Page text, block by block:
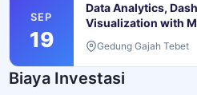
SEP
19
Data Analytics,
Visualization with
Gedung Gajah Tebet
Biaya Investasi